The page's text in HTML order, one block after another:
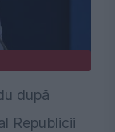
după
Republicii